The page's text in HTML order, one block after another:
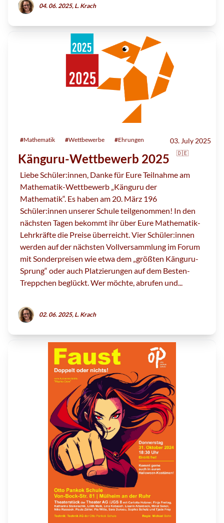
04. 06. 2025, L. Krach
#Mathematik #Wettbewerbe #Ehrungen 03. July 2025
Känguru-Wettbewerb 2025 🇩🇪
Liebe Schüler:innen, Danke für Eure Teilnahme am
Mathematik-Wettbewerb „Känguru der
Mathematik“. Es haben am 20. März 196
Schüler:innen unserer Schule teilgenommen! In den
nächsten Tagen bekommt ihr über Eure Mathematik-
Lehrkräfte die Preise überreicht. Vier Schüler:innen
werden auf der nächsten Vollversammlung im Forum
mit Sonderpreisen wie etwa dem „größten Känguru-
Sprung“ oder auch Platzierungen auf dem Besten-
Treppchen beglückt. Wer möchte, abrufen und...
02. 06. 2025, L. Krach